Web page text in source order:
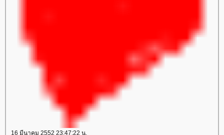
16 มีนาคม 2552 23:47:22 น.